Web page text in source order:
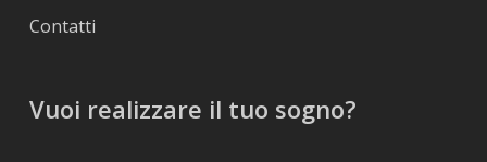
Contatti
Vuoi realizzare il tuo sogno?